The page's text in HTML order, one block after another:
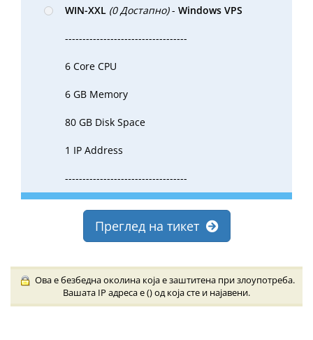
WIN-XXL (0 Достапно)- Windows VPS
-----------------------------------
6 Core CPU
6 GB Memory
80 GB Disk Space
1 IP Address
-----------------------------------
Преглед на тикет
Ова е безбедна околина која е заштитена при злоупотреба.
Вашата IP адреса е () од која сте и најавени.